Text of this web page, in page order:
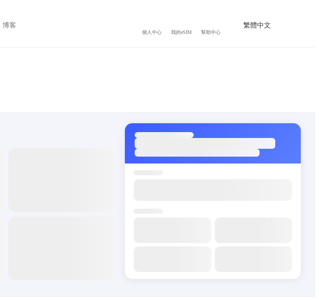
博客
個人中心 我的eSIM 幫助中心
繁體中文